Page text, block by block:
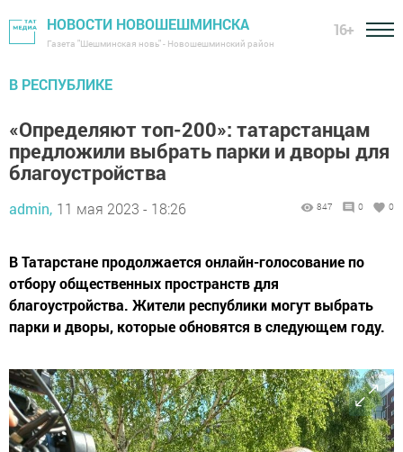
НОВОСТИ НОВОШЕШМИНСКА
Газета "Шешминская новь" - Новошешминский район
16+
В РЕСПУБЛИКЕ
«Определяют топ-200»: татарстанцам
предложили выбрать парки и дворы для
благоустройства
admin, 11 мая 2023 - 18:26 847 0 0
В Татарстане продолжается онлайн-голосование по
отбору общественных пространств для
благоустройства. Жители республики могут выбрать
парки и дворы, которые обновятся в следующем году.